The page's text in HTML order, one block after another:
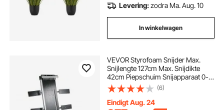
Levering:zodra Ma. Aug. 10
In winkelwagen
VEVOR Styrofoam Snijder Max.
Snijlengte 127cm Max. Snijdikte
42cm Piepschuim Snijapparaat 0-
90° Piepschuimsnijder 200 W
Multiplex Schuimsnijder met Poten
Zijplaten 6 Verwarmingsdraden
(6)
Eindigt Aug. 24